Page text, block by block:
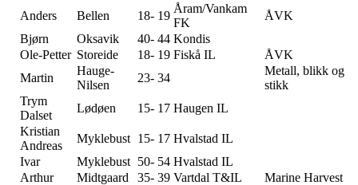
Anders
Bellen 18- 19
Åram/Vankam
FK
ÅVK
Bjørn
Oksavik 40- 44 Kondis
Ole-Petter Storeide 18- 19 Fiskå IL
ÅVK
Martin
Hauge-
Nilsen
23- 34
Metall, blikk og
stikk
Trym
Dalset
Lødøen 15- 17 Haugen IL
Kristian
Andreas
Myklebust 15- 17 Hvalstad IL
Ivar
Myklebust 50- 54 Hvalstad IL
Arthur
Midtgaard 35- 39 Vartdal T&IL
Marine Harvest